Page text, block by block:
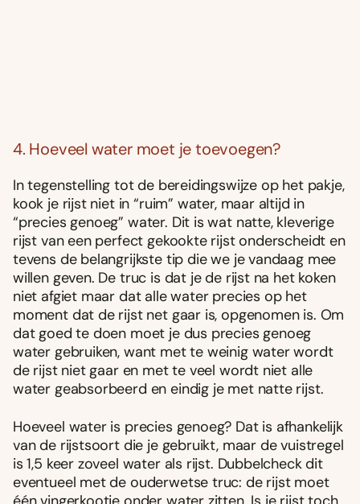
4. Hoeveel water moet je toevoegen?
In tegenstelling tot de bereidingswijze op het pakje,
kook je rijst niet in “ruim” water, maar altijd in
“precies genoeg” water. Dit is wat natte, kleverige
rijst van een perfect gekookte rijst onderscheidt en
tevens de belangrijkste tip die we je vandaag mee
willen geven. De truc is dat je de rijst na het koken
niet afgiet maar dat alle water precies op het
moment dat de rijst net gaar is, opgenomen is. Om
dat goed te doen moet je dus precies genoeg
water gebruiken, want met te weinig water wordt
de rijst niet gaar en met te veel wordt niet alle
water geabsorbeerd en eindig je met natte rijst.
Hoeveel water is precies genoeg? Dat is afhankelijk
van de rijstsoort die je gebruikt, maar de vuistregel
is 1,5 keer zoveel water als rijst. Dubbelcheck dit
eventueel met de ouderwetse truc: de rijst moet